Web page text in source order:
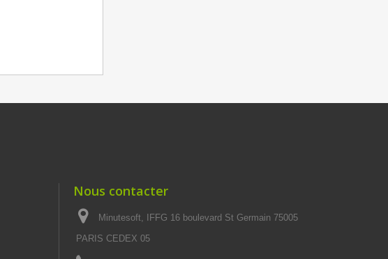
Nous contacter
Minutesoft, IFFG 16 boulevard St Germain 75005
PARIS CEDEX 05